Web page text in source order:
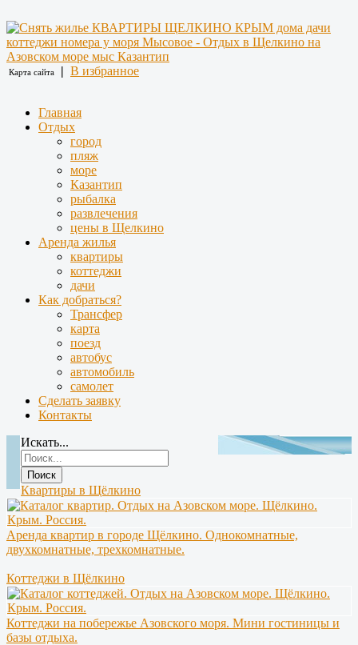
Карта сайта | В избранное
Главная
Отдых
город
пляж
море
Казантип
рыбалка
развлечения
цены в Щелкино
Аренда жилья
квартиры
коттеджи
дачи
Как добраться?
Трансфер
карта
поезд
автобус
автомобиль
самолет
Сделать заявку
Контакты
Искать...
Поиск
Квартиры в Щёлкино
Аренда квартир в городе Щёлкино. Однокомнатные,
двухкомнатные, трехкомнатные.
Коттеджи в Щёлкино
Коттеджи на побережье Азовского моря. Мини гостиницы и
базы отдыха.